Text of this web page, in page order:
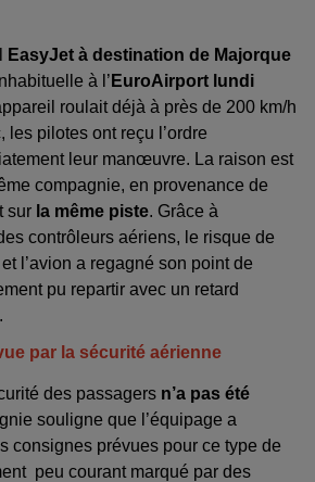
EasyJet à destination de Majorque
à l’ EuroAirport lundi
roulait déjà à près de 200 km/h
les pilotes ont reçu l’ordre
leur manœuvre. La raison est
compagnie, en provenance de
sur la même piste. Grâce à
contrôleurs aériens, le risque de
l’avion a regagné son point de
pu repartir avec un retard
.
par la sécurité aérienne
des passagers n’a pas été
souligne que l’équipage a
consignes prévues pour ce type de
peu courant marqué par des